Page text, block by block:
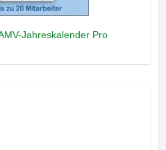
Jahreskalender Pro